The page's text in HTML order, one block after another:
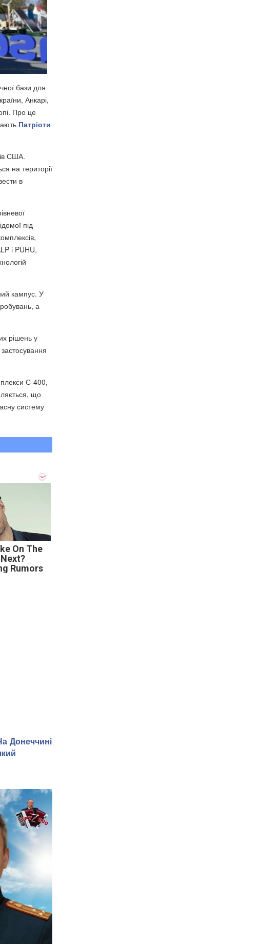
бази для
Анкарі,
Про це
Патріоти
США.
на території
в
під
і PUHU,
кампус. У
а
рішень у
С-400,
що
систему
On The
Rumors
Донеччині